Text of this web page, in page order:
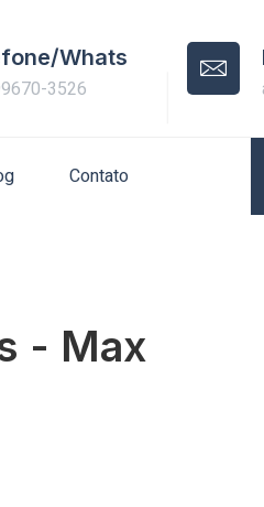
Whats
3526
Contato
- Max